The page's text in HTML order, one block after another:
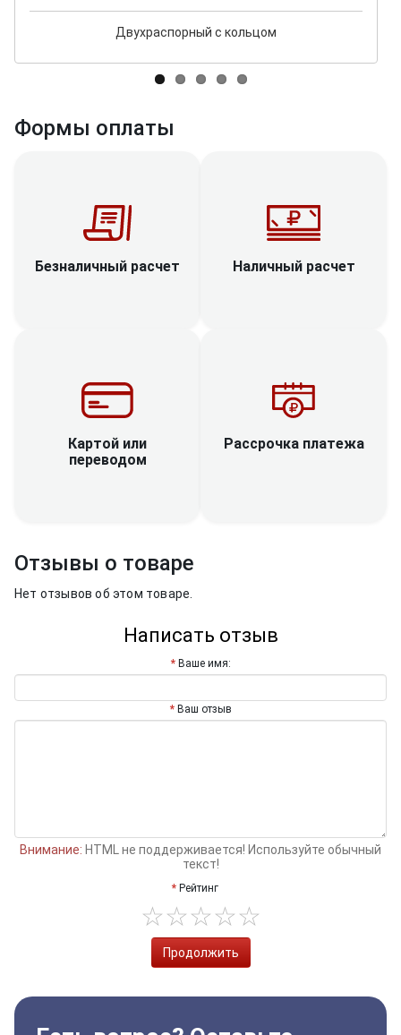
Двухраспорный с кольцом
Формы оплаты
Безналичный расчет Наличный расчет
Картой или
переводом
Рассрочка платежа
Отзывы о товаре
Нет отзывов об этом товаре.
Написать отзыв
Ваше имя:
Ваш отзыв
Внимание: HTML не поддерживается! Используйте обычный
текст!
Рейтинг
Продолжить